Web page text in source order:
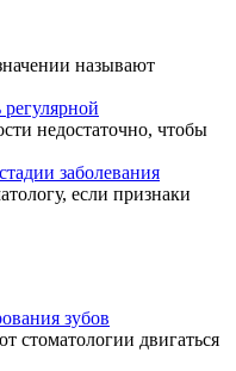
называют
недостаточно, чтобы
заболевания
если признаки
зубов
стоматологии двигаться